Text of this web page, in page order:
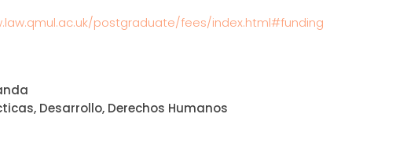
postgraduate/fees/index.html#funding
Desarrollo, Derechos Humanos